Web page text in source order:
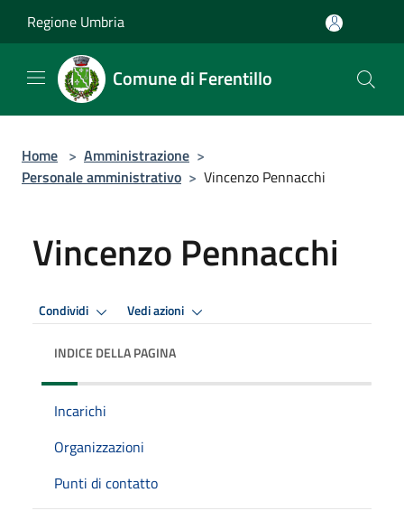
Regione Umbria
Comune di Ferentillo
Home > Amministrazione >
Personale amministrativo > Vincenzo Pennacchi
Vincenzo Pennacchi
Condividi Vedi azioni
INDICE DELLA PAGINA
Incarichi
Organizzazioni
Punti di contatto